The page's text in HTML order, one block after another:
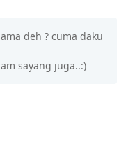
deh ? cuma daku
sayang juga..:)